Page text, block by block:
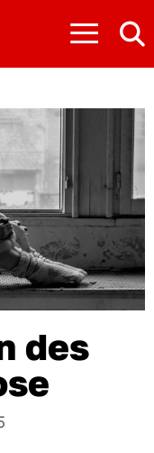
≡
des